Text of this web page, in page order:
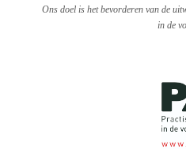
Ons doel is het bevorderen van de
in de